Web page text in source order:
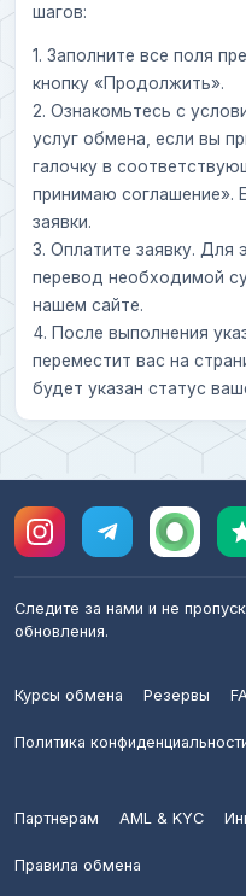
шагов:
1. Заполните все поля
кнопку «Продолжить».
2. Ознакомьтесь с
услуг обмена, если вы
галочку в
принимаю соглашение».
заявки.
3. Оплатите заявку. Для
перевод необходимой
нашем сайте.
4. После выполнения
переместит вас на
будет указан статус
Следите за нами и не
обновления.
Курсы обмена Резервы
Политика
Партнерам AML & KYC
Правила обмена